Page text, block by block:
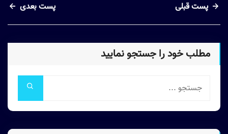
پست قبلی پست بعدی
مطلب خود را جستجو نمایید